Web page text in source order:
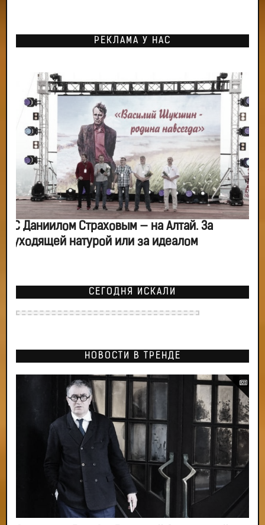
РЕКЛАМА У НАС
С Даниилом Страховым — на Алтай. За
уходящей натурой или за идеалом
СЕГОДНЯ ИСКАЛИ
НОВОСТИ В ТРЕНДЕ